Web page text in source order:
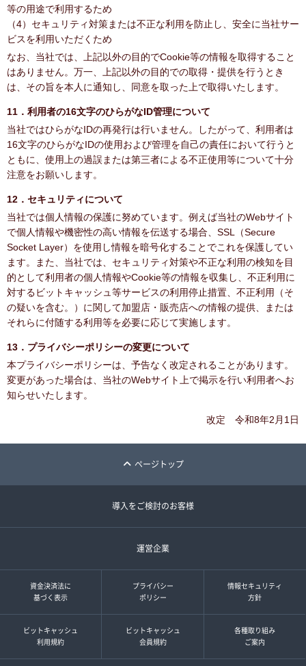
等の用途で利用するため
（4）セキュリティ対策または不正な利用を防止し、安全に当社サー
ビスを利用いただくため
なお、当社では、上記以外の目的でCookie等の情報を取得すること
はありません。万一、上記以外の目的での取得・提供を行うとき
は、その旨を本人に通知し、同意を取った上で取得いたします。
11．利用者の16文字のひらがなID管理について
当社ではひらがなIDの再発行は行いません。したがって、利用者は
16文字のひらがなIDの使用および管理を自己の責任において行うと
ともに、使用上の過誤または第三者による不正使用等について十分
注意をお願いします。
12．セキュリティについて
当社では個人情報の保護に努めています。例えば当社のWebサイト
で個人情報や機密性の高い情報を伝送する場合、SSL（Secure
Socket Layer）を使用し情報を暗号化することでこれを保護してい
ます。また、当社では、セキュリティ対策や不正な利用の検知を目
的として利用者の個人情報やCookie等の情報を収集し、不正利用に
対するビットキャッシュ等サービスの利用停止措置、不正利用（そ
の疑いを含む。）に関して加盟店・販売店への情報の提供、または
それらに付随する利用等を必要に応じて実施します。
13．プライバシーポリシーの変更について
本プライバシーポリシーは、予告なく改定されることがあります。
変更があった場合は、当社のWebサイト上で掲示を行い利用者へお
知らせいたします。
改定 令和8年2月1日
ページトップ
導入をご検討のお客様
運営企業
資金決済法に
基づく表示
プライバシー
ポリシー
情報セキュリティ
方針
ビットキャッシュ
利用規約
ビットキャッシュ
会員規約
各種取り組み
ご案内